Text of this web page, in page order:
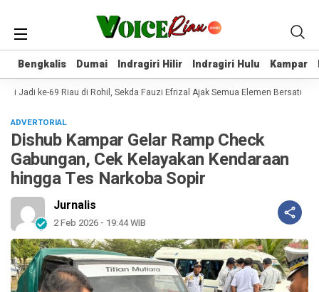
Bengkalis Dumai Indragiri Hilir Indragiri Hulu Kampar
Bengkalis Dumai Indragiri Hilir Indragiri Hulu Kampar
Jadi ke-69 Riau di Rohil, Sekda Fauzi Efrizal Ajak Semua Elemen Bersatu
ADVERTORIAL
Dishub Kampar Gelar Ramp Check
Gabungan, Cek Kelayakan Kendaraan
hingga Tes Narkoba Sopir
Jurnalis
2 Feb 2026 - 19:44 WIB